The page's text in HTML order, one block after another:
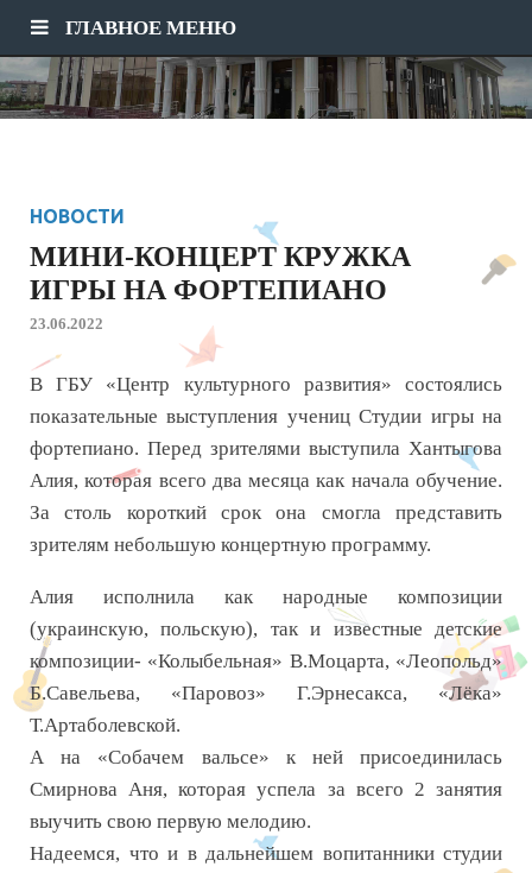
ГЛАВНОЕ МЕНЮ
НОВОСТИ
МИНИ-КОНЦЕРТ КРУЖКА
ИГРЫ НА ФОРТЕПИАНО
23.06.2022
В ГБУ «Центр культурного развития» состоялись
показательные выступления учениц Студии игры на
фортепиано. Перед зрителями выступила Хантыгова
Алия, которая всего два месяца как начала обучение.
За столь короткий срок она смогла представить
зрителям небольшую концертную программу.
Алия исполнила как народные композиции
(украинскую, польскую), так и известные детские
композиции- «Колыбельная» В.Моцарта, «Леопольд»
Б.Савельева, «Паровоз» Г.Эрнесакса, «Лёка»
Т.Артаболевской.
А на «Собачем вальсе» к ней присоединилась
Смирнова Аня, которая успела за всего 2 занятия
выучить свою первую мелодию.
Надеемся, что и в дальнейшем вопитанники студии